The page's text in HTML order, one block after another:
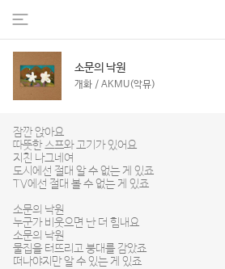
소문의 낙원
개화 / AKMU(악뮤)
잠깐 앉아요
따뜻한 스프와 고기가 있어요
지친 나그네여
도시에선 절대 알 수 없는 게 있죠
TV에선 절대 볼 수 없는 게 있죠
소문의 낙원
누군가 비웃으면 난 더 힘내요
소문의 낙원
물집을 터뜨리고 붕대를 감았죠
떠나야지만 알 수 있는 게 있죠